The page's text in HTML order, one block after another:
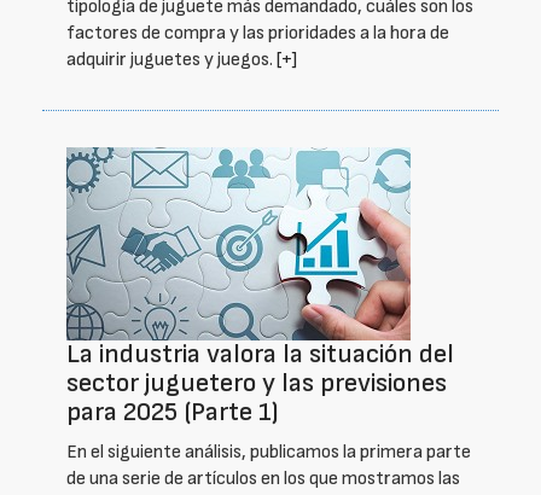
tipología de juguete más demandado, cuáles son los
factores de compra y las prioridades a la hora de
adquirir juguetes y juegos. [+]
La industria valora la situación del
sector juguetero y las previsiones
para 2025 (Parte 1)
En el siguiente análisis, publicamos la primera parte
de una serie de artículos en los que mostramos las